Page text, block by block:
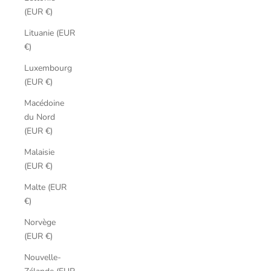
(EUR €)
Lituanie (EUR
€)
Luxembourg
(EUR €)
Macédoine
du Nord
(EUR €)
Malaisie
(EUR €)
Malte (EUR
€)
Norvège
(EUR €)
Nouvelle-